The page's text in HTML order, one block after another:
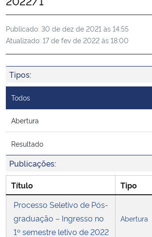
Ministério da Educação
Ministério da Cidadania
Ministério da Saúde
Ministério de Minas e Energia
Ministério do Meio Ambiente
Ministério do Turismo
Ministério do Desenvolvimento Regional
Controladoria-Geral da União
Ministério da Mulher, da Família e dos Direitos Humanos
Publicado: 30 de dez de 2021 às 14:55
Atualizado: 17 de fev de 2022 às 18:00
Tipos:
Todos
Abertura
Resultado
Publicações:
Título Tipo
Processo Seletivo de Pós-
graduação – Ingresso no
1º semestre letivo de 2022
Abertura